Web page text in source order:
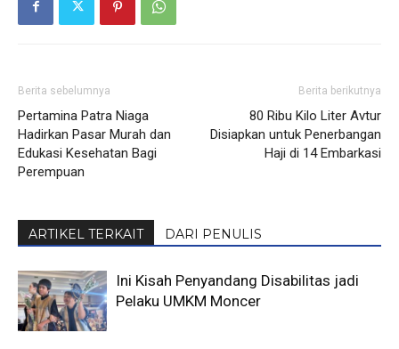
Berita sebelumnya
Pertamina Patra Niaga
Hadirkan Pasar Murah dan
Edukasi Kesehatan Bagi
Perempuan
Berita berikutnya
80 Ribu Kilo Liter Avtur
Disiapkan untuk Penerbangan
Haji di 14 Embarkasi
ARTIKEL TERKAIT DARI PENULIS
Ini Kisah Penyandang Disabilitas jadi
Pelaku UMKM Moncer